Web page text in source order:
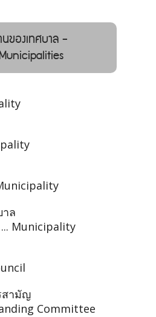
ของเทศบาล -
าล
Municipality
สามัญ
Committee